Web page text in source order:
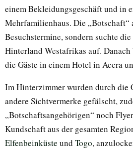
einem Bekleidungsgeschäft und in
Mehrfamilienhaus. Die „Botschaft“
Besuchstermine, sondern suchte
Hinterland Westafrikas auf.
die Gäste in einem Hotel in Accra
Im Hinterzimmer wurden durch die
andere Sichtvermerke gefälscht,
„Botschaftsangehörigen“ noch
Kundschaft aus der gesamten
Elfenbeinküste und Togo,